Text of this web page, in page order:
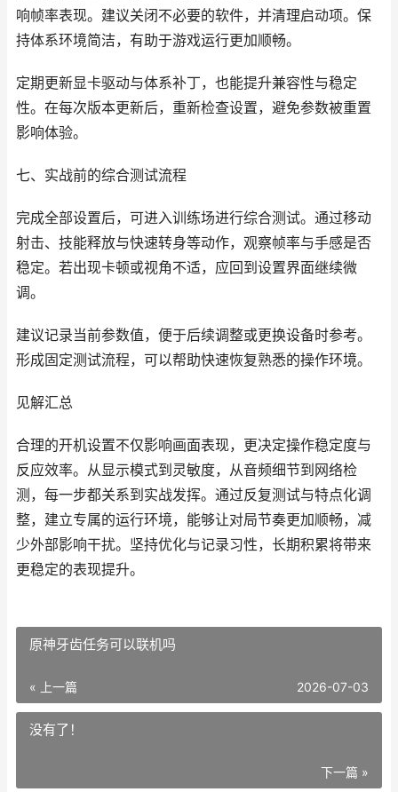
响帧率表现。建议关闭不必要的软件，并清理启动项。保
持体系环境简洁，有助于游戏运行更加顺畅。
定期更新显卡驱动与体系补丁，也能提升兼容性与稳定
性。在每次版本更新后，重新检查设置，避免参数被重置
影响体验。
七、实战前的综合测试流程
完成全部设置后，可进入训练场进行综合测试。通过移动
射击、技能释放与快速转身等动作，观察帧率与手感是否
稳定。若出现卡顿或视角不适，应回到设置界面继续微
调。
建议记录当前参数值，便于后续调整或更换设备时参考。
形成固定测试流程，可以帮助快速恢复熟悉的操作环境。
见解汇总
合理的开机设置不仅影响画面表现，更决定操作稳定度与
反应效率。从显示模式到灵敏度，从音频细节到网络检
测，每一步都关系到实战发挥。通过反复测试与特点化调
整，建立专属的运行环境，能够让对局节奏更加顺畅，减
少外部影响干扰。坚持优化与记录习性，长期积累将带来
更稳定的表现提升。
原神牙齿任务可以联机吗
« 上一篇 2026-07-03
没有了！
下一篇 »